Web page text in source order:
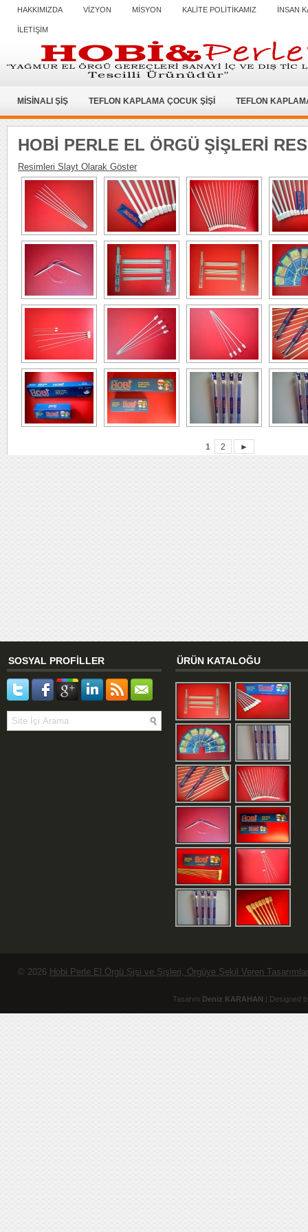
HAKKIMIZDA VİZYON MİSYON KALİTE POLİTİKAMIZ İNSAN
İLETİŞİM
MİSİNALI ŞİŞ TEFLON KAPLAMA ÇOCUK ŞİŞİ TEFLON
HOBİ PERLE EL ÖRGÜ ŞİŞLERİ
Resimleri Slayt Olarak Göster
1 2 ►
SOSYAL PROFİLLER ÜRÜN KATALOĞU
© 2026 Hobi Perle El Örgü Şişi ve Şişleri, Örgüye Şekil Veren Tasarımlar
Tasarım Deniz KARAHAN | Designed